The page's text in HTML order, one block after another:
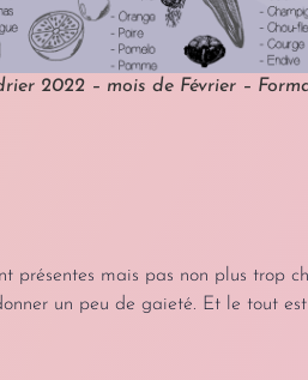
2022 – mois de Février –
présentes mais pas non plus trop
un peu de gaieté. Et le tout